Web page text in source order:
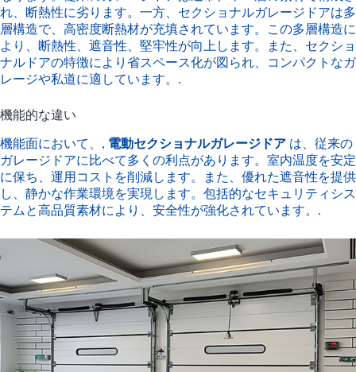
れ、断熱性に劣ります。一方、セクショナルガレージドアは多
層構造で、高密度断熱材が充填されています。この多層構造に
より、断熱性、遮音性、堅牢性が向上します。また、セクショ
ナルドアの特徴により省スペース化が図られ、コンパクトなガ
レージや私道に適しています。.
機能的な違い
機能面において、, 電動セクショナルガレージドア は、従来の
ガレージドアに比べて多くの利点があります。室内温度を安定
に保ち、運用コストを削減します。また、優れた遮音性を提供
し、静かな作業環境を実現します。包括的なセキュリティシス
テムと高品質素材により、安全性が強化されています。.